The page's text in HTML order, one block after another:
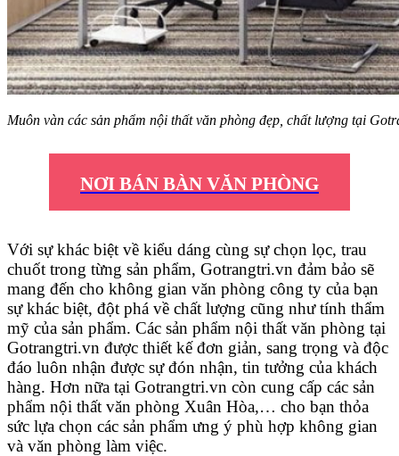
Muôn vàn các sản phẩm nội thất văn phòng đẹp, chất lượng tại
NƠI BÁN BÀN VĂN PHÒNG
Với sự khác biệt về kiểu dáng cùng sự chọn lọc, trau
chuốt trong từng sản phẩm, Gotrangtri.vn đảm bảo sẽ
mang đến cho không gian văn phòng công ty của bạn
sự khác biệt, đột phá về chất lượng cũng như tính thẩm
mỹ của sản phẩm. Các sản phẩm nội thất văn phòng tại
Gotrangtri.vn được thiết kế đơn giản, sang trọng và độc
đáo luôn nhận được sự đón nhận, tin tưởng của khách
hàng. Hơn nữa tại Gotrangtri.vn còn cung cấp các sản
phẩm nội thất văn phòng Xuân Hòa,… cho bạn thỏa
sức lựa chọn các sản phẩm ưng ý phù hợp không gian
và văn phòng làm việc.